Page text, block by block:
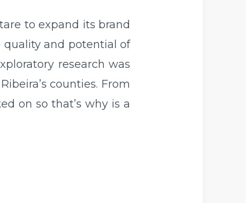
to expand its brand
quality and potential of
research was
counties. From
on so that’s why is a